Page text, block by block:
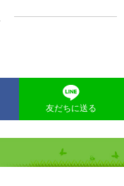
友だちに送る